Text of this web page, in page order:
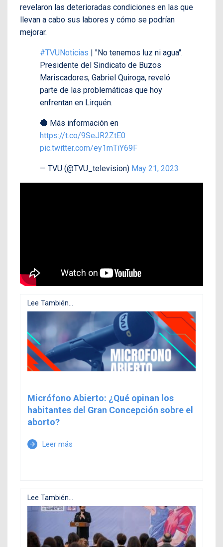
revelaron las deterioradas condiciones en las que
llevan a cabo sus labores y cómo se podrían
mejorar.
#TVUNoticias | "No tenemos luz ni agua".
Presidente del Sindicato de Buzos
Mariscadores, Gabriel Quiroga, reveló
parte de las problemáticas que hoy
enfrentan en Lirquén.
🔵 Más información en
https://t.co/9SeJR2ZtE0
pic.twitter.com/ey1mTiY69F
— TVU (@TVU_television) May 21, 2023
Lee También...
Micrófono Abierto: ¿Qué opinan los
habitantes del Gran Concepción sobre el
aborto?
arrow_forward Leer más
Lee También...